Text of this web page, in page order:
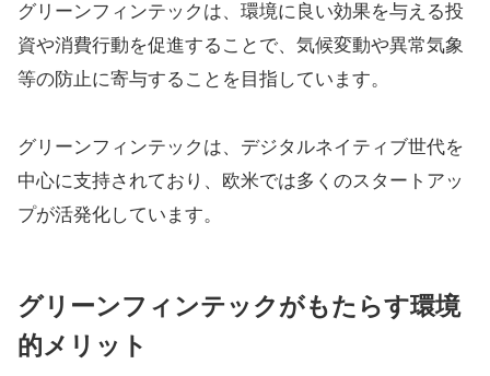
グリーンフィンテックは、環境に良い効果を与える投
資や消費行動を促進することで、気候変動や異常気象
等の防止に寄与することを目指しています。
グリーンフィンテックは、デジタルネイティブ世代を
中心に支持されており、欧米では多くのスタートアッ
プが活発化しています。
グリーンフィンテックがもたらす環境
的メリット